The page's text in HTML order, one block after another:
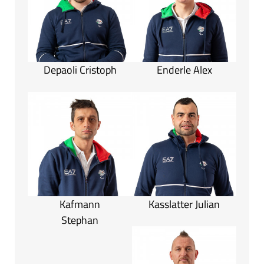
Depaoli Cristoph Enderle Alex
Kafmann
Stephan
Kasslatter Julian